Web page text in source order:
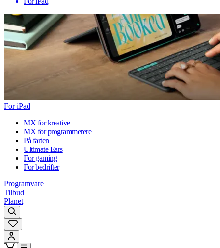
For iPad
MX for kreative
MX for programmerere
På farten
Ultimate Ears
For gaming
For bedrifter
Programvare
Tilbud
Planet